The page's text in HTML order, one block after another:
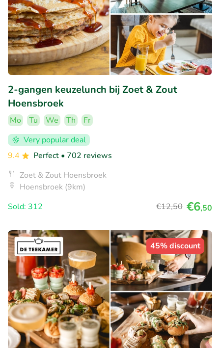
2-gangen keuzelunch bij Zoet & Zout
Hoensbroek
Mo Tu We Th
Fr
Very popular deal
9.4
Perfect • 702 reviews
Zoet & Zout Hoensbroek
Hoensbroek (9km)
Sold: 312
€12,50 €6,50
45% discount